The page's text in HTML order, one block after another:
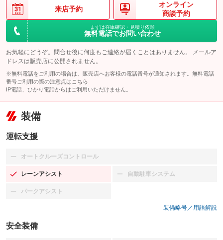
来店予約
オンライン
商談予約
まずは在庫確認・見積り依頼
無料電話でお問い合わせ
お気軽にどうぞ。問合せ後に何度もご連絡が届くことはありません。 メールア
ドレスは販売店に公開されません。
※無料電話をご利用の場合は、販売店へお客様の電話番号が通知されます。無料電話
番号ご利用の際の注意点は こちら
IP電話、ひかり電話からはご利用いただけません。
装備
運転支援
オートクルーズコントロール
：装備なし
レーンアシスト
：装備あり 自動駐車システム
：装備なし
パークアシスト
：装備なし
装備略号／用語解説
安全装備